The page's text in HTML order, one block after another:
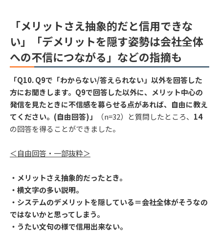
「メリットさえ抽象的だと信用できな
い」「デメリットを隠す姿勢は会社全体
への不信につながる」などの指摘も
「Q10. Q9で「わからない/答えられない」以外を回答した
方にお聞きします。Q9で回答した以外に、メリット中心の
発信を見たときに不信感を募らせる点があれば、自由に教え
てください。(自由回答)」
（n=32）と質問したところ、 14
の回答を得ることができました。
＜自由回答・一部抜粋＞
・メリットさえ抽象的だったとき。
・横文字の多い説明。
・システムのデメリットを隠している＝会社全体がそうなの
ではないかと思ってしまう。
・うたい文句の様で信用出来ない。